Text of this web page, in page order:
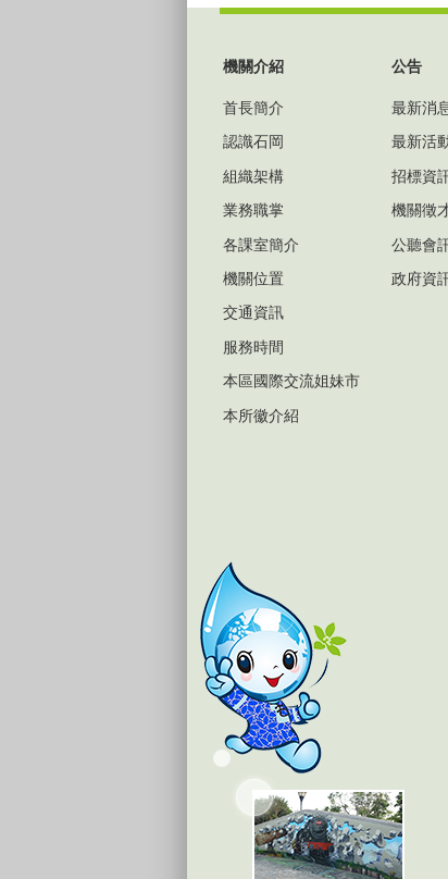
機關介紹
首長簡介
認識石岡
組織架構
業務職掌
各課室簡介
機關位置
交通資訊
服務時間
本區國際交流姐妹市
本所徽介紹
公告
最新消
最新活
招標資
機關徵
公聽會
政府資